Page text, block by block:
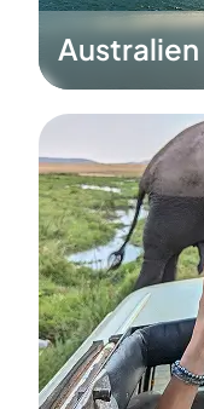
Australien